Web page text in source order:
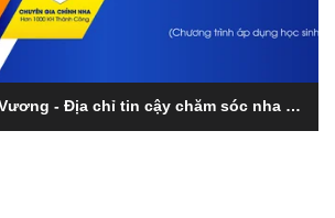
Nha Khoa Hùng Vương - Địa chỉ tin cậy chăm sóc nha khoa tại Phú Thọ